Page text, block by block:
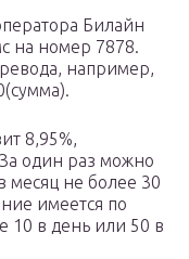
Билайн
на номер 7878.
например,
8,95%,
один раз можно
месяц не более 30
имеется по
10 в день или 50 в